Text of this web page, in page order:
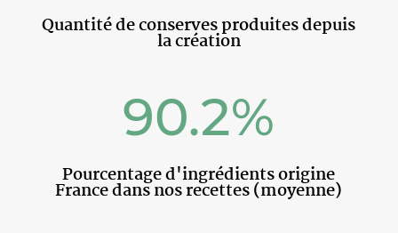
Quantité de conserves produites depuis
la création
90.2%
Pourcentage d'ingrédients origine
France dans nos recettes (moyenne)